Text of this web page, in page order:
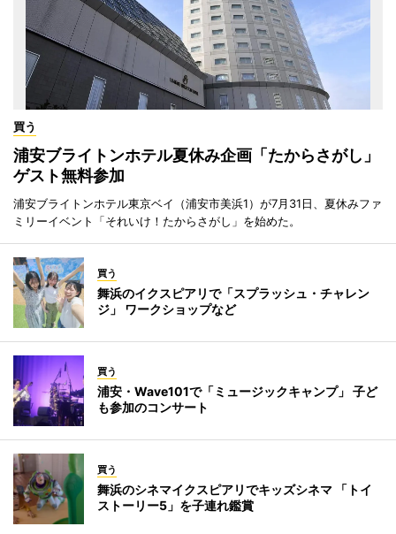
買う
浦安ブライトンホテル夏休み企画「たからさがし」
ゲスト無料参加
浦安ブライトンホテル東京ベイ（浦安市美浜1）が7月31日、夏休みファ
ミリーイベント「それいけ！たからさがし」を始めた。
買う
舞浜のイクスピアリで「スプラッシュ・チャレン
ジ」 ワークショップなど
買う
浦安・Wave101で「ミュージックキャンプ」 子ど
も参加のコンサート
買う
舞浜のシネマイクスピアリでキッズシネマ 「トイ
ストーリー5」を子連れ鑑賞